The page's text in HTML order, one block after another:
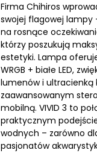
Firma Chihiros
swojej flagowej lampy
na rosnące
którzy poszukują
estetyki. Lampa
WRGB + białe LED,
lumenów i ultracienką
zaawansowanym
mobilną. VIVID 3 to
praktycznym
wodnych – zarówno
pasjonatów